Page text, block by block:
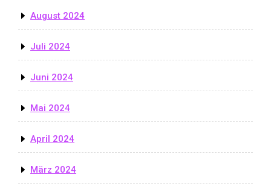
August 2024
Juli 2024
Juni 2024
Mai 2024
April 2024
März 2024